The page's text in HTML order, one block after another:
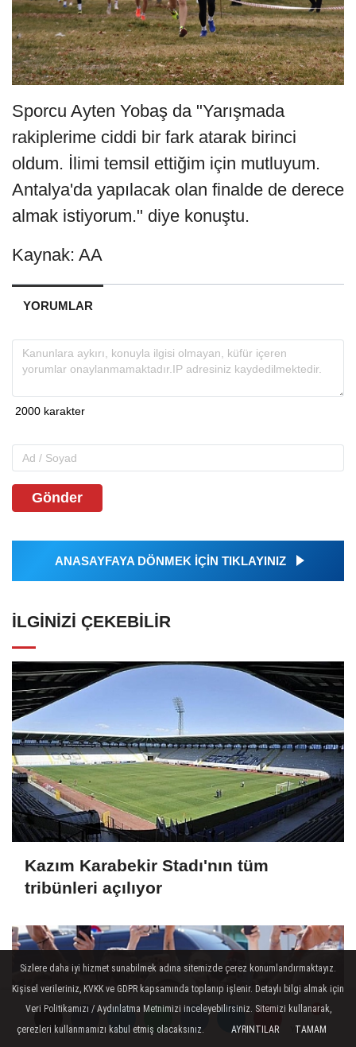
Yorumlar
Yorumlar
Yorumlar
Sporcu Ayten Yobaş da "Yarışmada
rakiplerime ciddi bir fark atarak birinci
oldum. İlimi temsil ettiğim için mutluyum.
Antalya'da yapılacak olan finalde de derece
almak istiyorum." diye konuştu.
Kaynak: AA
YORUMLAR
Gönder
ANASAYFAYA DÖNMEK İÇİN TIKLAYINIZ
İLGINIZI ÇEKEBILIR
Kazım Karabekir Stadı'nın tüm
tribünleri açılıyor
Sizlere daha iyi hizmet sunabilmek adına sitemizde çerez konumlandırmaktayız.
Kişisel verileriniz, KVKK ve GDPR kapsamında toplanıp işlenir. Detaylı bilgi almak için
Veri Politikamızı / Aydınlatma Metnimizi inceleyebilirsiniz. Sitemizi kullanarak,
çerezleri kullanmamızı kabul etmiş olacaksınız.
AYRINTILAR TAMAM